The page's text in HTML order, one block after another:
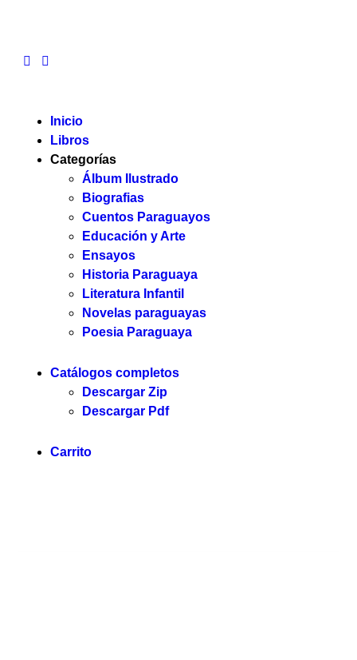
Inicio
Libros
Categorías
Álbum Ilustrado
Biografias
Cuentos Paraguayos
Educación y Arte
Ensayos
Historia Paraguaya
Literatura Infantil
Novelas paraguayas
Poesia Paraguaya
Catálogos completos
Descargar Zip
Descargar Pdf
Carrito